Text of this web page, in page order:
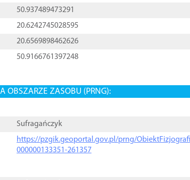
50.937489473291
20.6242745028595
20.6569898462626
50.9166761397248
OBSZARZE ZASOBU (PRNG):
Sufragańczyk
https://pzgik.geoportal.gov.pl/prng/
000000133351-261357